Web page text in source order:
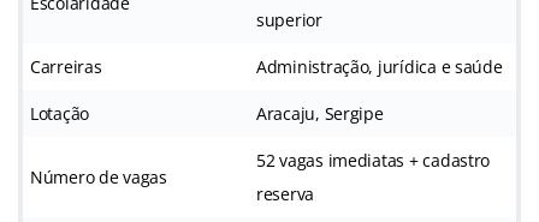
superior
Carreiras Administração, jurídica e saúde
Lotação Aracaju, Sergipe
Número de vagas
52 vagas imediatas + cadastro
reserva